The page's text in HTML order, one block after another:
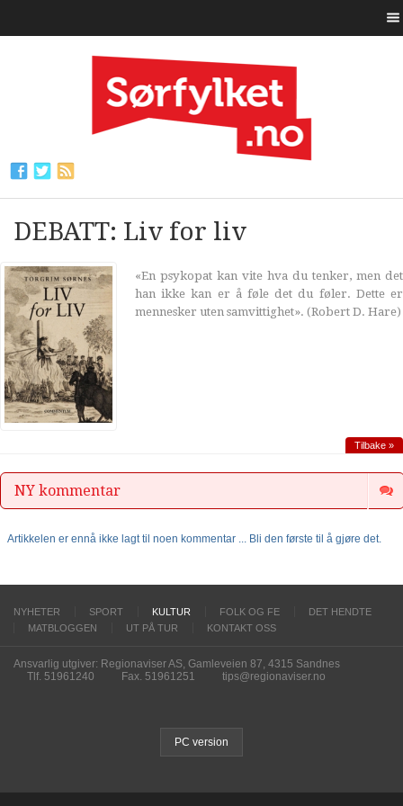
DEBATT: Liv for liv
«En psykopat kan vite hva du tenker, men det
han ikke kan er å føle det du føler. Dette er
mennesker uten samvittighet». (Robert D. Hare)
Tilbake »
NY kommentar
Artikkelen er ennå ikke lagt til noen kommentar ... Bli den første til å gjøre det.
NYHETER SPORT KULTUR FOLK OG FE
DET HENDTE
MATBLOGGEN
UT PÅ TUR KONTAKT OSS
Ansvarlig utgiver: Regionaviser AS, Gamleveien 87, 4315 Sandnes
Tlf. 51961240
Fax. 51961251 tips@regionaviser.no
PC version